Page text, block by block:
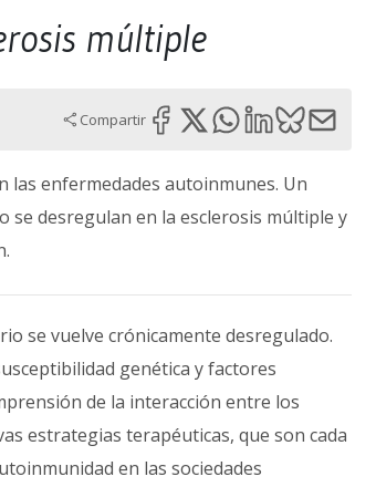
múltiple
Compartir
las enfermedades autoinmunes. Un
desregulan en la esclerosis múltiple y
se vuelve crónicamente desregulado.
genética y factores
de la interacción entre los
estrategias terapéuticas, que son cada
en las sociedades